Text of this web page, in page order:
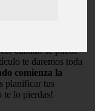
cuándo se puede
te daremos toda
comienza la
planificar tus
te lo pierdas!